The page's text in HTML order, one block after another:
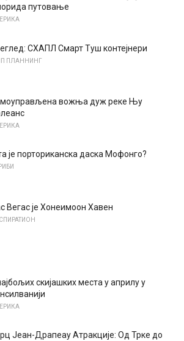
путовање
СХАПЛ Смарт Туш контејнери
ПЛАННИНГ
вожња дуж реке Њу
је порториканска даска Мофонго?
Вегас је Хонеимоон Хавен
скијашких места у априлу у
Јеан-Драпеау Атракције: Од Трке до